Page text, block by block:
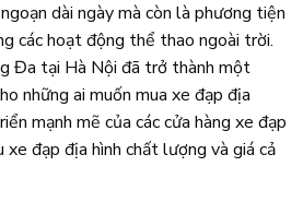
dài ngày mà còn là phương tiện
các hoạt động thể thao ngoài trời.
Đa tại Hà Nội đã trở thành một
những ai muốn mua xe đạp địa
mạnh mẽ của các cửa hàng xe đạp
xe đạp địa hình chất lượng và giá cả